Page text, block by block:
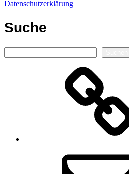
Datenschutzerklärung
Suche